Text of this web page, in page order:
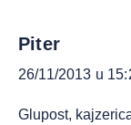
Piter
26/11/2013 u
Glupost,